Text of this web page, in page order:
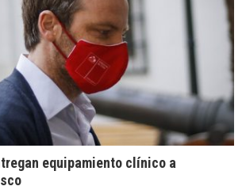
equipamiento clínico a